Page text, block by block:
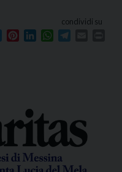
condividi su
TwitterPinterestLinkedInWhatsApp